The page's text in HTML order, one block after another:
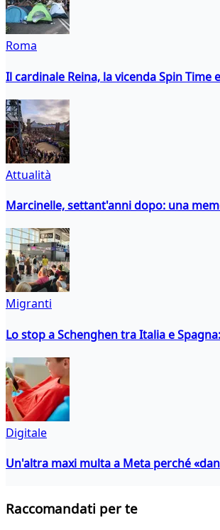
Roma
Il cardinale Reina, la vicenda Spin
Attualità
Marcinelle, settant'anni dopo: una
Migranti
Lo stop a Schenghen tra Italia e
Digitale
Un'altra maxi multa a Meta perché
Raccomandati per te